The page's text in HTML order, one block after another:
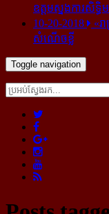
ឧត្តម​ស្នងការ​សិទ្
10-20-2018
«រ
សំណើចខ្លី
Toggle navigation